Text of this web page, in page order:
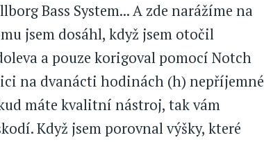
Bass System... A zde narážíme na
jsem dosáhl, když jsem otočil
a pouze korigoval pomocí Notch
na dvanácti hodinách (h) nepříjemné
máte kvalitní nástroj, tak vám
Když jsem porovnal výšky, které